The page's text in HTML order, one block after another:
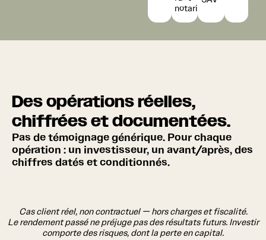
notarié
Des opérations réelles,
chiffrées et documentées.
Pas de témoignage générique. Pour chaque
opération : un investisseur, un avant/après, des
chiffres datés et conditionnés.
Cas client réel, non contractuel — hors charges et fiscalité.
Le rendement passé ne préjuge pas des résultats futurs. Investir
comporte des risques, dont la perte en capital.